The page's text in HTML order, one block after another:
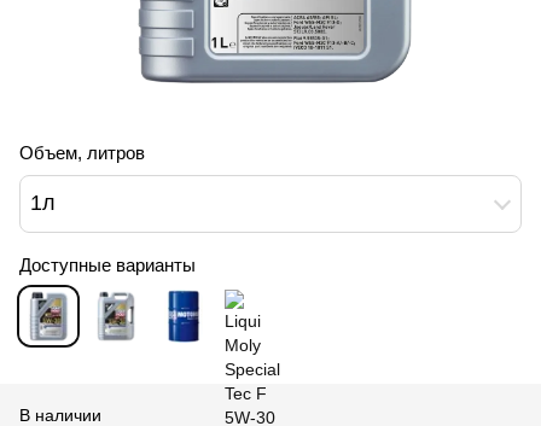
Объем, литров
1л
Доступные варианты
В наличии